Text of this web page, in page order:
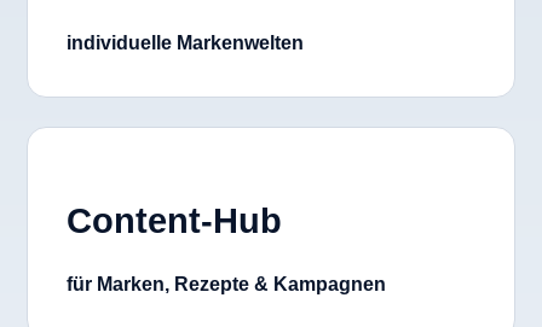
individuelle Markenwelten
Content-Hub
für Marken, Rezepte & Kampagnen